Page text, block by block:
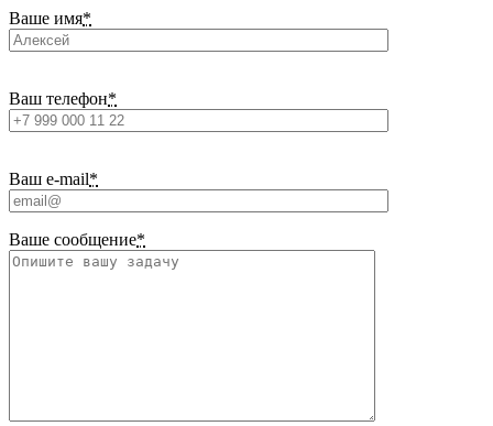
Ваше имя*
Ваш телефон*
Ваш e-mail*
Ваше сообщение*